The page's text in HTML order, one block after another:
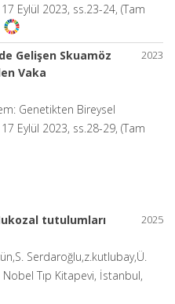
Eylül 2023, ss.23-24, (Tam
2023
Gelişen Skuamöz
Vaka
Genetikten Bireysel
Eylül 2023, ss.28-29, (Tam
2025
tutulumları
Serdaroğlu,z.kutlubay,Ü.
Tıp Kitapevi, İstanbul,